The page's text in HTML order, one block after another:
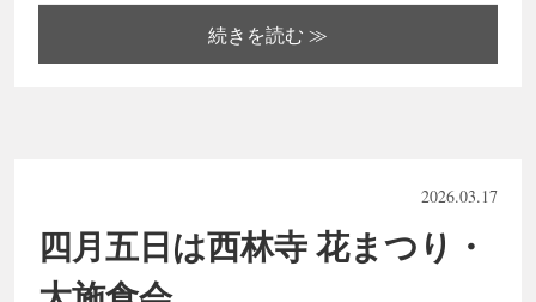
続きを読む ≫
2026.03.17
四月五日は西林寺 花まつり・